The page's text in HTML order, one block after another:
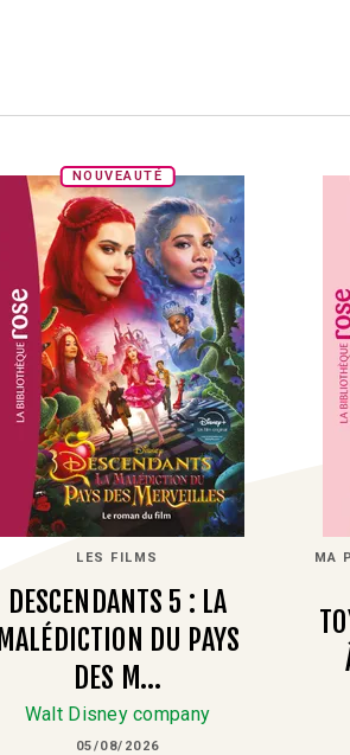
NOUVEAUTÉ
LES FILMS
DESCENDANTS 5 : LA
MALÉDICTION DU PAYS
DES M…
Walt Disney company
05/08/2026
MA